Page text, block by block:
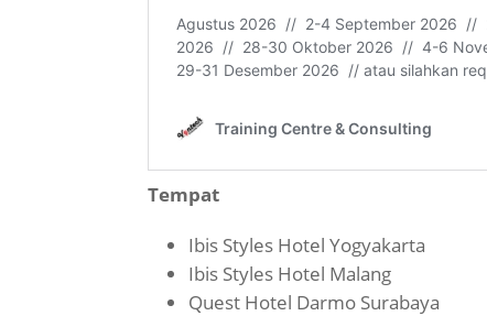
Tempat
Ibis Styles Hotel Yogyakarta
Ibis Styles Hotel Malang
Quest Hotel Darmo Surabaya